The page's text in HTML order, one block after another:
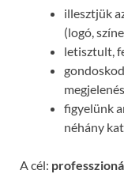
illesztjük
(logó,
letisztult,
figyelünk
néhány
A cél: